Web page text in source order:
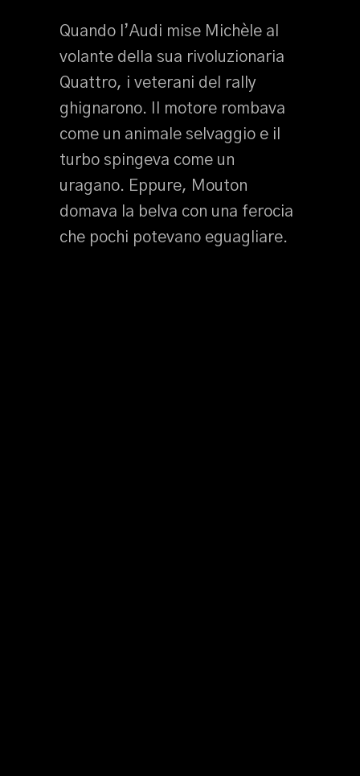
Quando l’Audi mise Michèle al
volante della sua rivoluzionaria
Quattro, i veterani del rally
ghignarono. Il motore rombava
come un animale selvaggio e il
turbo spingeva come un
uragano. Eppure, Mouton
domava la belva con una ferocia
che pochi potevano eguagliare.